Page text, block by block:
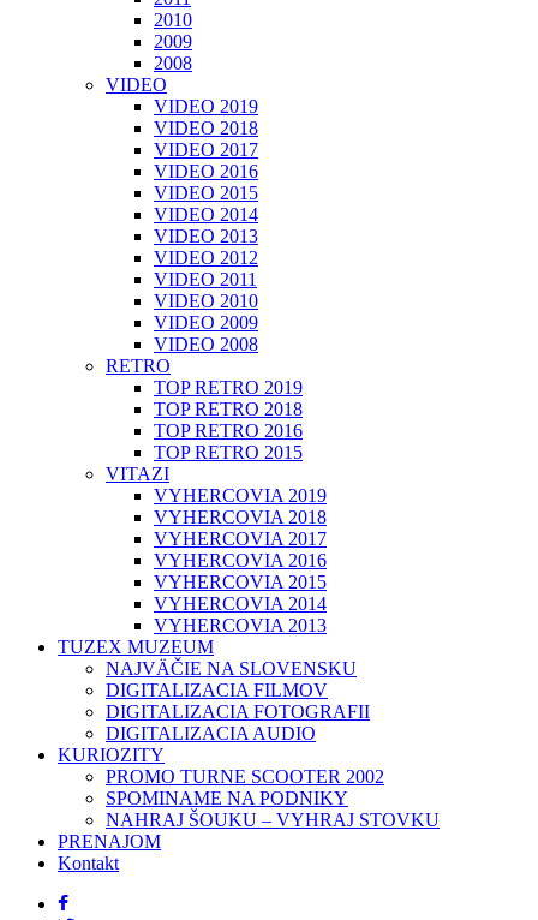
2010
2009
2008
VIDEO
VIDEO 2019
VIDEO 2018
VIDEO 2017
VIDEO 2016
VIDEO 2015
VIDEO 2014
VIDEO 2013
VIDEO 2012
VIDEO 2011
VIDEO 2010
VIDEO 2009
VIDEO 2008
RETRO
TOP RETRO 2019
TOP RETRO 2018
TOP RETRO 2016
TOP RETRO 2015
VITAZI
VYHERCOVIA 2019
VYHERCOVIA 2018
VYHERCOVIA 2017
VYHERCOVIA 2016
VYHERCOVIA 2015
VYHERCOVIA 2014
VYHERCOVIA 2013
TUZEX MUZEUM
NAJVÄČIE NA SLOVENSKU
DIGITALIZACIA FILMOV
DIGITALIZACIA FOTOGRAFII
DIGITALIZACIA AUDIO
KURIOZITY
PROMO TURNE SCOOTER 2002
SPOMINAME NA PODNIKY
NAHRAJ ŠOUKU – VYHRAJ STOVKU
PRENAJOM
Kontakt